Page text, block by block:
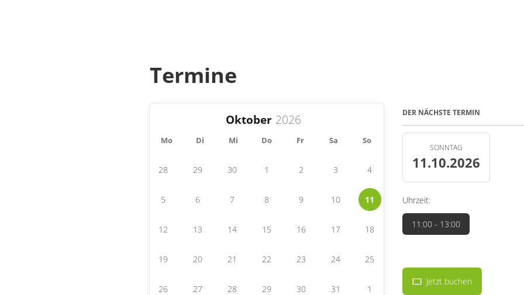
Termine
Oktober
Mo Di Mi Do Fr Sa So
28 29 30 1 2 3 4
5 6 7 8 9 10 11
12 13 14 15 16 17 18
19 20 21 22 23 24 25
26 27 28 29 30 31 1
DER NÄCHSTE TERMIN
SONNTAG
11.10.2026
Uhrzeit:
11:00 - 13:00
Jetzt buchen